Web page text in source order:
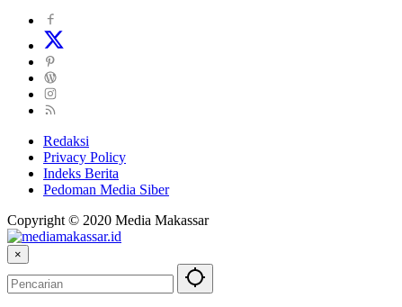
Redaksi
Privacy Policy
Indeks Berita
Pedoman Media Siber
Copyright © 2020 Media Makassar
×